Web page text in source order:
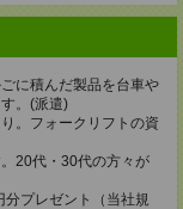
に積んだ製品を台車や
。(派遣)
。フォークリフトの資
20代・30代の方々が
分プレゼント（当社規